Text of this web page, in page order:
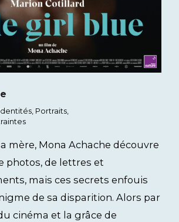
, Portraits,
mère, Mona Achache découvre
photos, de lettres et
mais ces secrets enfouis
de sa disparition. Alors par
cinéma et la grâce de